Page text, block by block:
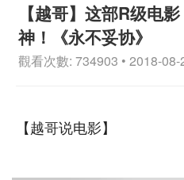
【越哥】这部R级电
神！《永不妥协》
觀看次數: 734903 • 2018-
【越哥说电影】